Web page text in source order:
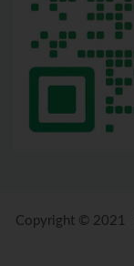
Copyright © 2021